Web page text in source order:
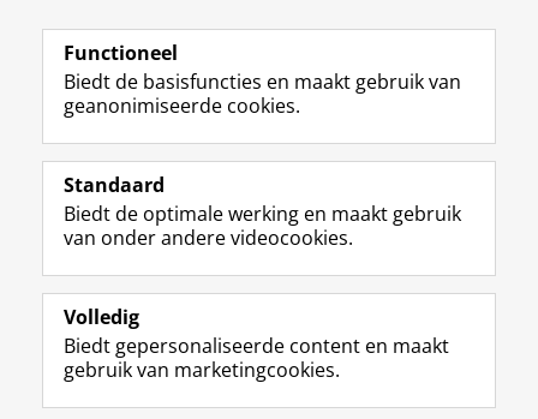
Laatst gewijzigd: 13 november 2025 11:50
Volg de RUG
F
a
e
b
o
p
a
i
L
i
k
e
I
-
p
g
R
S
-
f
e
R
k
I
n
t
r
m
c
Y
o
T
e
k
a
Studiekiezers
Alumni
Over ons
Functioneel
Biedt de basisfuncties en maakt gebruik van
geanonimiseerde cookies.
Standaard
Biedt de optimale werking en maakt gebruik
van onder andere videocookies.
Volledig
Biedt gepersonaliseerde content en maakt
gebruik van marketingcookies.